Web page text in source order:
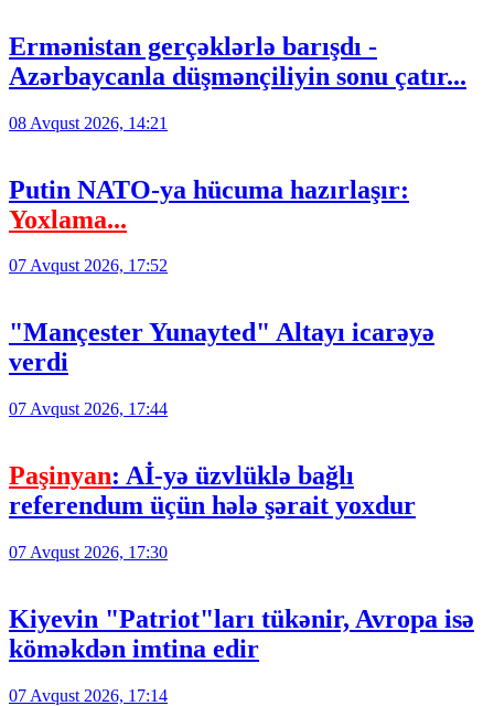
Ermənistan gerçəklərlə barışdı -
Azərbaycanla düşmənçiliyin sonu çatır...
08 Avqust 2026, 14:21
Putin NATO-ya hücuma hazırlaşır:
Yoxlama...
07 Avqust 2026, 17:52
"Mançester Yunayted" Altayı icarəyə
verdi
07 Avqust 2026, 17:44
Paşinyan: Aİ-yə üzvlüklə bağlı
referendum üçün hələ şərait yoxdur
07 Avqust 2026, 17:30
Kiyevin "Patriot"ları tükənir, Avropa isə
köməkdən imtina edir
07 Avqust 2026, 17:14